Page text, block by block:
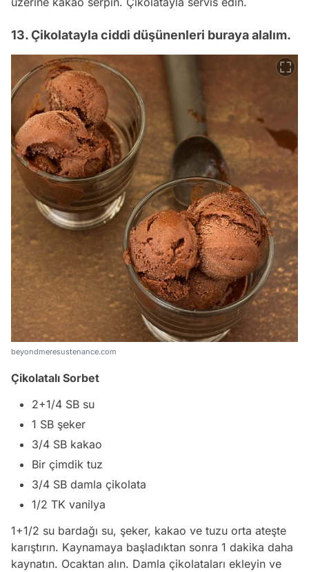
13. Çikolatayla ciddi düşünenleri buraya alalım.
beyondmeresustenance.com
Çikolatalı Sorbet
2+1/4 SB su
1 SB şeker
3/4 SB kakao
Bir çimdik tuz
3/4 SB damla çikolata
1/2 TK vanilya
1+1/2 su bardağı su, şeker, kakao ve tuzu orta ateşte
karıştırın. Kaynamaya başladıktan sonra 1 dakika daha
kaynatın. Ocaktan alın. Damla çikolataları ekleyin ve